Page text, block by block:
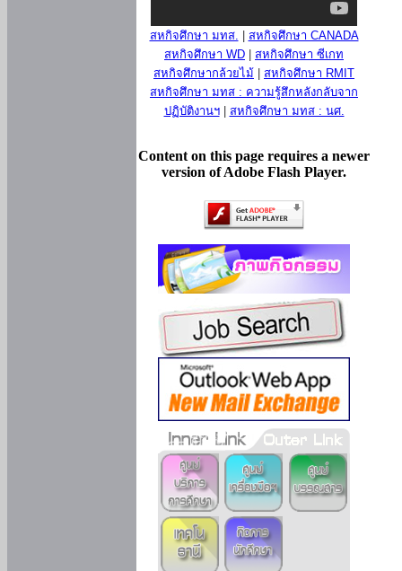
สหกิจศึกษา มทส.
สหกิจศึกษา CANADA
สหกิจศึกษา WD
สหกิจศึกษา ซีเกท
สหกิจศึกษากล้วยไม้
สหกิจศึกษา RMIT
สหกิจศึกษา มทส : ความรู้สึกหลังกลับจาก
ปฏิบัติงานฯ| สหกิจศึกษา มทส : นศ.
Content on this page requires a newer
version of Adobe Flash Player.